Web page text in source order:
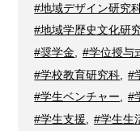
#地域デザイン研究
#地域学歴史文化研
#奨学金
#学位授与
#学校教育研究科
#
#学生ベンチャー
#
#学生支援
#学生生